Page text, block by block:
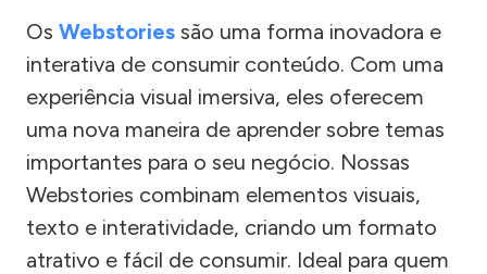
Os Webstories são uma forma inovadora e
interativa de consumir conteúdo. Com uma
experiência visual imersiva, eles oferecem
uma nova maneira de aprender sobre temas
importantes para o seu negócio. Nossas
Webstories combinam elementos visuais,
texto e interatividade, criando um formato
atrativo e fácil de consumir. Ideal para quem